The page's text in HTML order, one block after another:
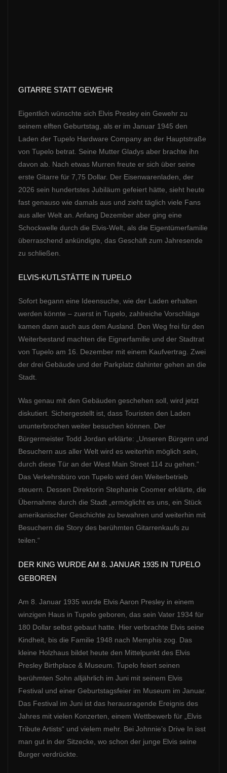
GITARRE STATT GEWEHR
Eigentlich wünschte sich Elvis Presley ein Gewehr zu
seinem elften Geburtstag, als er im Januar 1945 den
Laden der Tupelo Hardware Company an der Hauptstraße
von Tupelo betrat. Seine Mutter Gladys aber brachte ihn
davon ab. Nach etwas Murren freute er sich über seine
erste Gitarre für 7,75 Dollar. Der Eisenwarenladen, der
2026 sein hundertstes Jubiläum gefeiert hätte, sieht heute
fast genauso wie damals aus und zieht täglich viele Fans
aus aller Welt an. Anfang Dezember aber ging eine
Schockwelle durch die Elvis-Welt, als die Eigentümerfamilie
überraschend ankündigte, das Geschäft zum Jahresende
zu schließen.
ELVIS-KUTLSTÄTTE IN TUPELO
Sofort begann eine Ideensuche, wie der Laden erhalten
werden könnte – zuerst in Tupelo, zahlreiche Vorschläge
kamen dann auch aus dem Ausland. Den Weg frei für den
Weiterbestand machten die Eignerfamilie und der Stadtrat
von Tupelo am 16. Dezember mit einem Kaufvertrag. Zwei
der drei Gebäude und der Parkplatz dahinter gehen an die
Stadt.
Was genau mit den Gebäuden geschehen soll, wird jetzt
diskutiert. Sichergestellt ist, dass Touristen den Laden
ununterbrochen weiter besuchen können. Der
Bürgermeister Todd Jordan erklärte: „Unseren Bürgern und
Besuchern aus aller Welt wird es weiterhin möglich sein,
durch diese Tür an der West Main Street 114 zu gehen.“
Das Verkehrsbüro von Tupelo wird den Weiterbetrieb
steuern. Dessen Direktorin Stephanie Coomer erklärte, die
Übernahme durch die Stadt „ermöglicht es uns, ein Stück
amerikanischer Geschichte zu bewahren und weiterhin mit
Besuchern die Story des berühmten Gitarrenkaufs zu
teilen.“
DER KING WURDE AM 8. JANUAR 1935 IN TUPELO
GEBOREN
Am 8. Januar 1935 wurde Elvis Aaron Presley in einem
winzigen Haus in Tupelo geboren, das sein Vater 1934 für
180 Dollar selbst gebaut hatte. Hier verbrachte Elvis seine
Kindheit, bis die Familie 1948 nach Memphis zog. Das
kleine Holzhaus bildet heute den Mittelpunkt des Elvis
Presley Birthplace & Museum. Tupelo feiert seinen
berühmten Sohn alljährlich im Juni mit seinem Elvis
Festival und einer Geburtstagsfeier im Museum im Januar.
Das Festival im Juni ist das herausragende Ereignis des
Jahres mit vielen Konzerten, einem Wettbewerb für „Elvis
Tribute Artists“ und vielem mehr. Bei Johnnie’s Drive In isst
man gut in der Sitzecke, wo schon der junge Elvis seine
Burger verdrückte.